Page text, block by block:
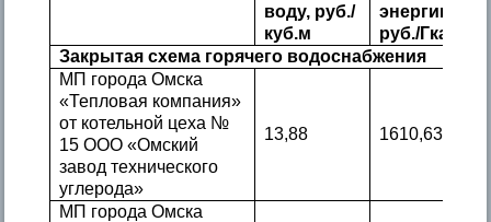
воду, руб./
куб.м
энергию,
руб./Гкал
Закрытая схема горячего водоснабжения
МП города Омска
«Тепловая компания»
от котельной цеха №
15 ООО «Омский
завод технического
углерода»
13,88 1610,63
МП города Омска